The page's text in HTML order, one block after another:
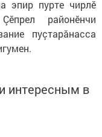
эпир пурте чирлӗ
районӗнчи
пуçтарăнасса
интересным в